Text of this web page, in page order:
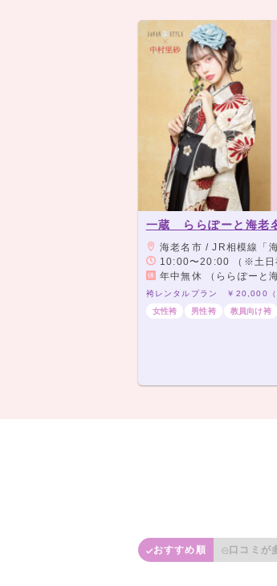
一蔵 ららぽーと海老
海老名市 / JR相模線「海老名駅」直結、小田急線「海老名駅
10:00〜20:00 （※土日
年中無休 （ららぽーと
女性袴
男性袴 教員向け袴
おすすめ順 口コミが